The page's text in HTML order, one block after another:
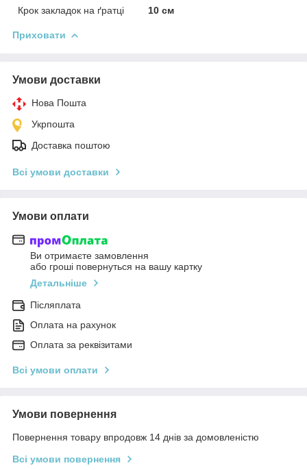
Крок закладок на ґратці
10 см
Приховати
Умови доставки
Нова Пошта
Укрпошта
Доставка поштою
Всі умови доставки
Умови оплати
Ви отримаєте замовлення
або гроші повернуться на вашу картку
Детальніше
Післяплата
Оплата на рахунок
Оплата за реквізитами
Всі умови оплати
Умови повернення
Повернення товару впродовж 14 днів за домовленістю
Всі умови повернення